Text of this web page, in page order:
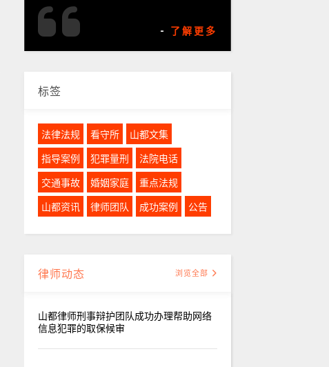
- 了解更多
标签
法律法规 看守所 山都文集
指导案例 犯罪量刑 法院电话
交通事故 婚姻家庭 重点法规
山都资讯 律师团队 成功案例 公告
律师动态 浏览全部
山都律师刑事辩护团队成功办理帮助网络
信息犯罪的取保候审